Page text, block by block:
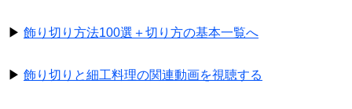
▶ 飾り切り方法100選＋切り方の基本一覧へ
▶ 飾り切りと細工料理の関連動画を視聴する